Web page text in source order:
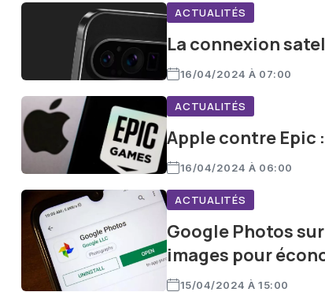
ACTUALITÉS
La connexion
16/04/2024 À 07:00
ACTUALITÉS
Apple contre Epic
16/04/2024 À 06:00
ACTUALITÉS
Google Photos
images pour
15/04/2024 À 15:00